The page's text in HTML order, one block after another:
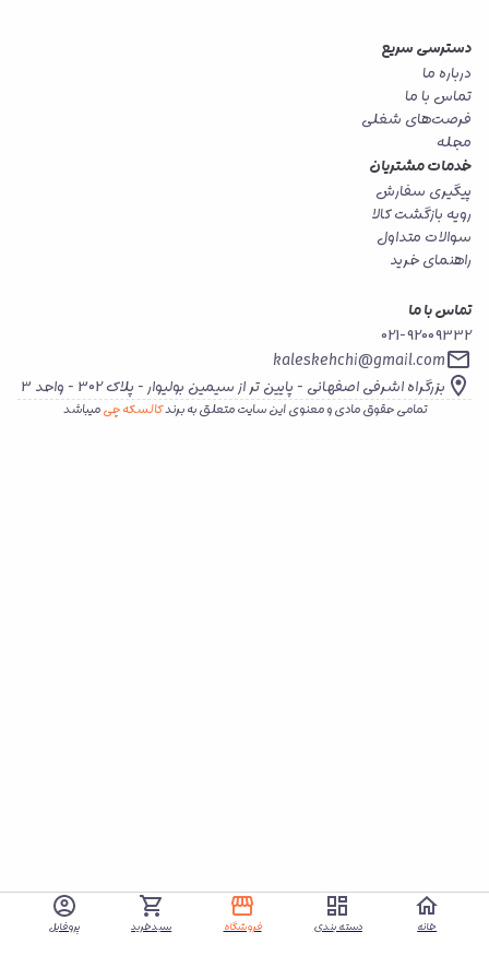
دسترسی سریع
درباره ما
تماس با ما
فرصت‌های شغلی
مجله
خدمات مشتریان
پیگیری سفارش
رویه بازگشت کالا
سوالات متداول
راهنمای خرید
تماس با ما
021-92009332
kaleskehchi@gmail.com
بزرگراه اشرفی اصفهانی - پایین تر از سیمین بولیوار - پلاک 302 - واحد 3
تمامی حقوق مادی و معنوی این سایت متعلق به برندکالسکه چیمیباشد
خانه دسته بندی فروشگاه سبدخرید پروفایل